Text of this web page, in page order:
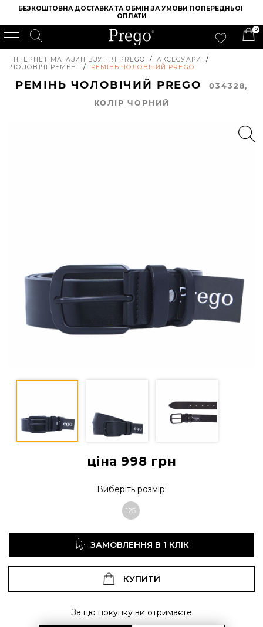
БЕЗКОШТОВНА ДОСТАВКА ТА ОБМІН ЗА УМОВИ ПОПЕРЕДНЬОЇ
ОПЛАТИ
0
ІНТЕРНЕТ МАГАЗИН ВЗУТТЯ PREGO / АКСЕСУАРИ
/
ЧОЛОВІЧІ РЕМЕНІ
/ РЕМІНЬ ЧОЛОВІЧИЙ PREGO
РЕМІНЬ ЧОЛОВІЧИЙ PREGO034328,
КОЛIР ЧОРНИЙ
ціна 998 грн
Виберіть розмір:
125
ЗАМОВЛЕННЯ В 1 КЛІК
КУПИТИ
За цю покупку ви отримаєте